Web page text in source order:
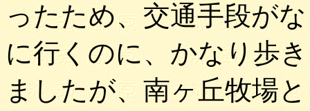
ったため、交通手段が
に行くのに、かなり歩
ましたが、南ヶ丘牧場